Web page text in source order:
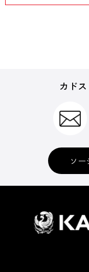
カド
ソ